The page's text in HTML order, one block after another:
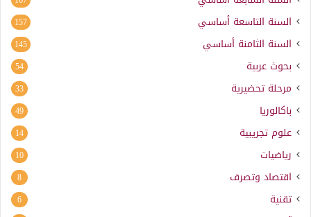
السنة التاسعة أساسي 157
السنة الثامنة أساسي 145
بحوث عربية 54
مرحلة تحضيرية 33
باكالوريا 49
علوم تجريبية 14
رياضيات 10
اقتصاد وتصرف 8
تقنية 6